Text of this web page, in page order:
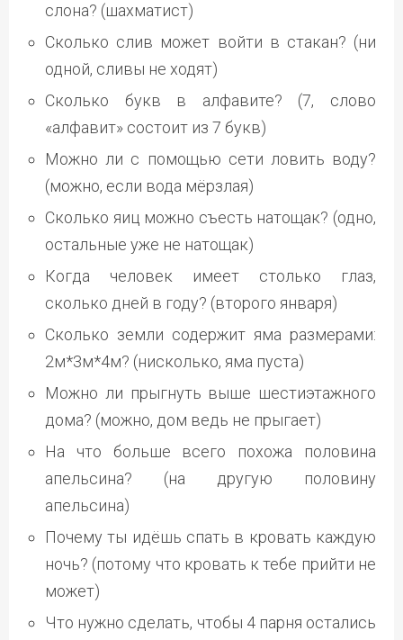
слона? (шахматист)
Сколько слив может войти в стакан? (ни
одной, сливы не ходят)
Сколько букв в алфавите? (7, слово
«алфавит» состоит из 7 букв)
Можно ли с помощью сети ловить воду?
(можно, если вода мёрзлая)
Сколько яиц можно съесть натощак? (одно,
остальные уже не натощак)
Когда человек имеет столько глаз,
сколько дней в году? (второго января)
Сколько земли содержит яма размерами:
2м*3м*4м? (нисколько, яма пуста)
Можно ли прыгнуть выше шестиэтажного
дома? (можно, дом ведь не прыгает)
На что больше всего похожа половина
апельсина? (на другую половину
апельсина)
Почему ты идёшь спать в кровать каждую
ночь? (потому что кровать к тебе прийти не
может)
Что нужно сделать, чтобы 4 парня остались